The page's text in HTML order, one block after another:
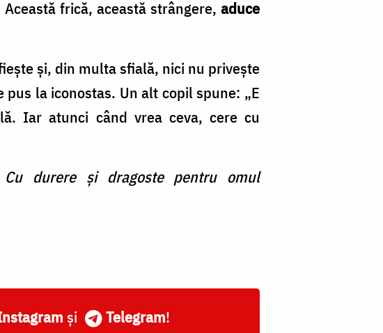
Această frică, această strângere, aduce
și, din multa sfială, nici nu privește
la iconostas. Un alt copil spune: „E
Iar atunci când vrea ceva, cere cu
Cu durere și dragoste pentru omul
și Telegram!